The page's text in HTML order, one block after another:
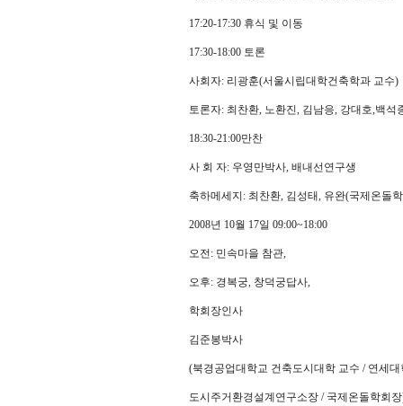
17:20-17:30 휴식 및 이동
17:30-18:00 토론
사회자: 리광훈(서울시립대학건축학과 교수)
토론자: 최찬환, 노환진, 김남응, 강대호,백
18:30-21:00만찬
사 회 자: 우영만박사, 배내선연구생
축하메세지: 최찬환, 김성태, 유완(국제온돌
2008년 10월 17일 09:00~18:00
오전: 민속마을 참관,
오후: 경복궁, 창덕궁답사,
학회장인사
김준봉박사
(북경공업대학교 건축도시대학 교수 / 연세
도시주거환경설계연구소장 / 국제온돌학회